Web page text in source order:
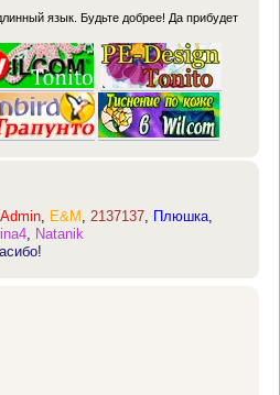
язык. Будьте добрее! Да прибудет
Admin, E&M ,2137137, Плюшка,
, Natanik